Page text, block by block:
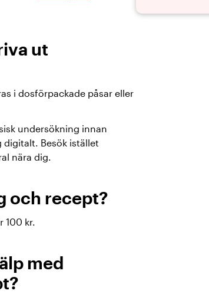
ut
i dosförpackade påsar eller
undersökning innan
digitalt. Besök istället
nära dig.
och recept?
100 kr.
med